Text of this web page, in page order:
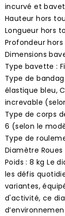
incurvé et
Hauteur hors
Longueur hors
Profondeur
Dimensions
Type bavette :
Type de
élastique bleu,
increvable
Type de corps
6 (selon le
Type de
Diamètre
Poids : 8 kg Le
les défis
variantes,
d'activité, ce